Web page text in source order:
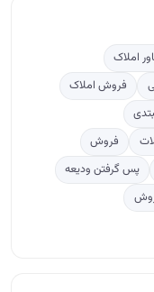
املاک
فروش املاک
فروش
پس گرفتن ودیعه